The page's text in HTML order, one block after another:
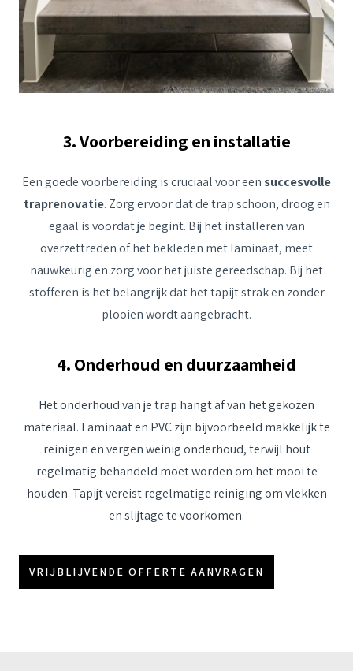
3. Voorbereiding en installatie
Een goede voorbereiding is cruciaal voor eensuccesvolle
traprenovatie. Zorg ervoor dat de trap schoon, droog en
egaal is voordat je begint. Bij het installeren van
overzettreden of het bekleden met laminaat, meet
nauwkeurig en zorg voor het juiste gereedschap. Bij het
stofferen is het belangrijk dat het tapijt strak en zonder
plooien wordt aangebracht.
4. Onderhoud en duurzaamheid
Het onderhoud van je trap hangt af van het gekozen
materiaal. Laminaat en PVC zijn bijvoorbeeld makkelijk te
reinigen en vergen weinig onderhoud, terwijl hout
regelmatig behandeld moet worden om het mooi te
houden. Tapijt vereist regelmatige reiniging om vlekken
en slijtage te voorkomen.
VRIJBLIJVENDE OFFERTE AANVRAGEN